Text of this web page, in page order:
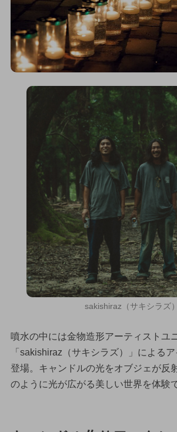
sakishiraz（サキシラズ）
噴水の中には金物造形アーティストユ
「sakishiraz（サキシラズ）」による
登場。キャンドルの光をオブジェが反
のように光が広がる美しい世界を体験